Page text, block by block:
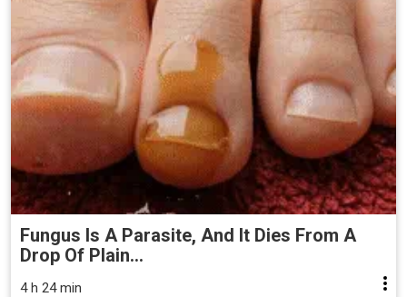
Fungus Is A Parasite, And It Dies From A
Drop Of Plain...
4 h 24 min